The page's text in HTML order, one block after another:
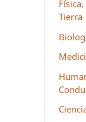
Tierra